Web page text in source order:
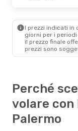
I prezzi indicati in
giorni per i
il ​​prezzo finale
prezzi sono
Perché
volare con
Palermo